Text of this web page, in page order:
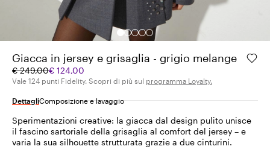
Giacca in jersey e grisaglia - grigio melange
€ 249,00€ 124,00
Prezzo
originale
249,00
Prezzo
corrente
124,00
Vale 124 punti Fidelity. Scopri di più sul programma Loyalty.
DettagliComposizione e lavaggio
Sperimentazioni creative: la giacca dal design pulito unisce
il fascino sartoriale della grisaglia al comfort del jersey – e
varia la sua silhouette strutturata grazie a due cinturini.